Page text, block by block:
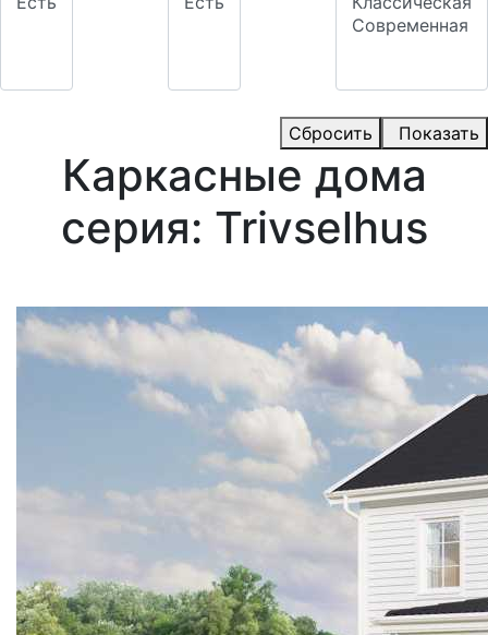
Сбросить Показать
Каркасные дома
cерия: Trivselhus